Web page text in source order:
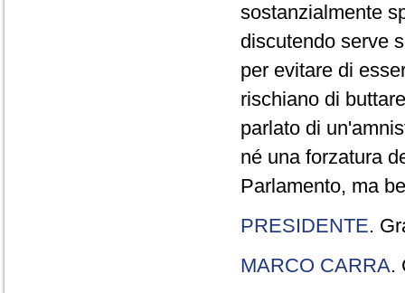
sostanzialmente
discutendo serve
per evitare di
rischiano di
parlato di
né una forzatura
Parlamento, ma
PRESIDENTE.
MARCO CARRA.